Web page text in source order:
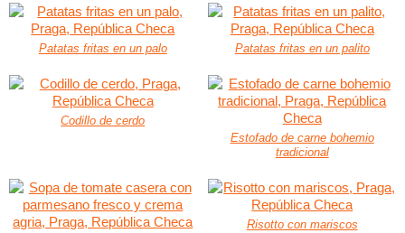
Patatas fritas en un palo Patatas fritas en un palito
Codillo de cerdo
Estofado de carne bohemio
tradicional
Risotto con mariscos